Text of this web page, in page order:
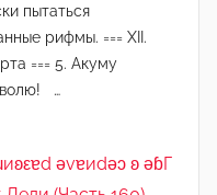
пытаться
рифмы. === XII.
=== 5. Акуму
…
ǝvɐиdǝɔ ʚ ǝɓГ